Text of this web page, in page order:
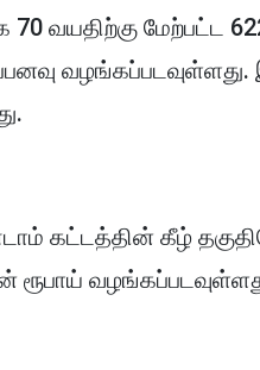
வயதிற்கு மேற்பட்ட
கட்டத்தின் கீழ்
ரூபாய்